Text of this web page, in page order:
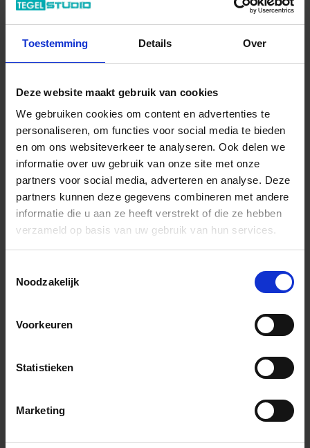
Toestemming Details Over
Deze website maakt gebruik van cookies
We gebruiken cookies om content en advertenties te
personaliseren, om functies voor social media te bieden
en om ons websiteverkeer te analyseren. Ook delen we
informatie over uw gebruik van onze site met onze
partners voor social media, adverteren en analyse. Deze
partners kunnen deze gegevens combineren met andere
informatie die u aan ze heeft verstrekt of die ze hebben
verzameld op basis van uw gebruik van hun services.
Noodzakelijk
Voorkeuren
Statistieken
Marketing
+31 (0) 478 - 69 11 63 Productaanvraag
Del Conca Lavaredo Indrukken
Previous